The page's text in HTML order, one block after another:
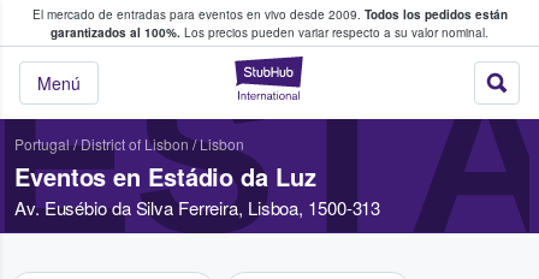
El mercado de entradas para eventos en vivo desde 2009. Todos los pedidos están
garantizados al 100%. Los precios pueden variar respecto a su valor nominal.
StubHub:
Menú
y venta de entradas entre fans
Portugal/District of Lisbon/Lisbon
Eventos en Estádio da Luz
Av. Eusébio da Silva Ferreira, Lisboa, 1500-313